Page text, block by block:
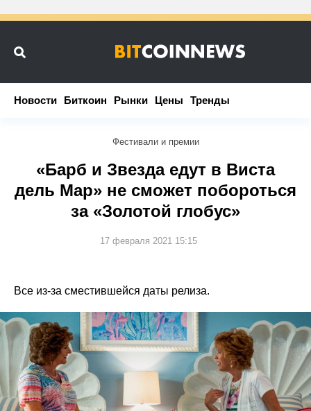
Новости Биткоин Рынки Цены Тренды
Новости Биткоин Рынки Цены Тренды
Фестивали и премии
«Барб и Звезда едут в Виста
дель Мар» не сможет побороться
за «Золотой глобус»
17 февраля 2021 15:15
Все из-за сместившейся даты релиза.